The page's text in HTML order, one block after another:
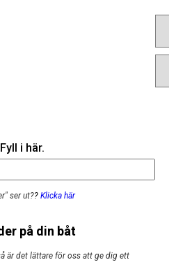
i här.
ser ut?? Klicka här
på din båt
är det lättare för oss att ge dig ett